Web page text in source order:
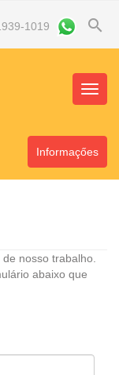
search
1019
Menu
Informaçőes
nosso trabalho.
abaixo que